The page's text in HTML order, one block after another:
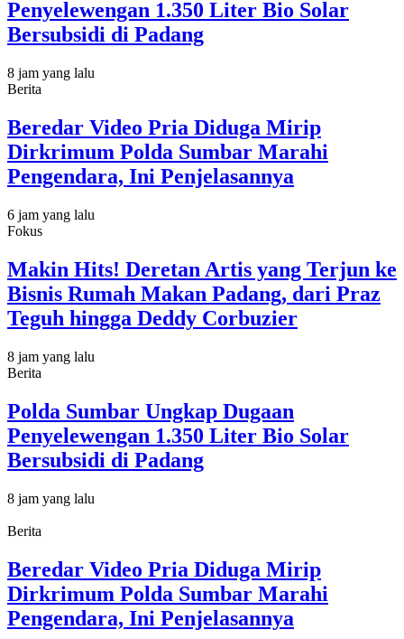
Penyelewengan 1.350 Liter Bio Solar
Bersubsidi di Padang
8 jam yang lalu
Berita
Beredar Video Pria Diduga Mirip
Dirkrimum Polda Sumbar Marahi
Pengendara, Ini Penjelasannya
6 jam yang lalu
Fokus
Makin Hits! Deretan Artis yang Terjun ke
Bisnis Rumah Makan Padang, dari Praz
Teguh hingga Deddy Corbuzier
8 jam yang lalu
Berita
Polda Sumbar Ungkap Dugaan
Penyelewengan 1.350 Liter Bio Solar
Bersubsidi di Padang
8 jam yang lalu
Berita
Beredar Video Pria Diduga Mirip
Dirkrimum Polda Sumbar Marahi
Pengendara, Ini Penjelasannya